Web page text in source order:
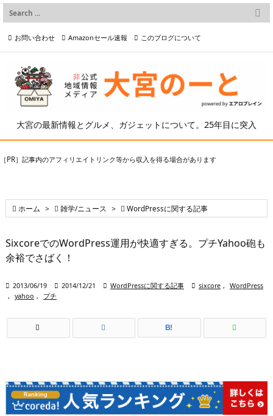
大宮の最新情報とグルメ、ガジェットについて。25年目に突入

メニュー

検索
お問い合わせ Amazonセール速報 このブログについて
プライバシーポリシー等
［PR］記事内のアフィリエイトリンク等から収入を得る場合があります
 ホーム >  雑学/ニュース >  WordPressに関する記事
SixcoreでのWordPress運用が快適すぎる。プチYahoo砲も
余裕でさばく！
 2013/06/19  2014/12/21  WordPressに関する記事  sixcore ,
WordPress
,
yahoo , プチ
B!